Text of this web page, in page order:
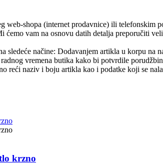
web-shopa (internet prodavnice) ili telefonskim
ćemo vam na osnovu datih detalja preporučiti
sledeće načine: Dodavanjem artikla u korpu na
vremena butika kako bi potvrdile
reći naziv i boju artikla kao i podatke koji se
krzno